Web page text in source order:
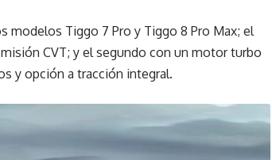
modelos Tiggo 7 Pro y Tiggo 8 Pro Max; el
CVT; y el segundo con un motor turbo
y opción a tracción integral.